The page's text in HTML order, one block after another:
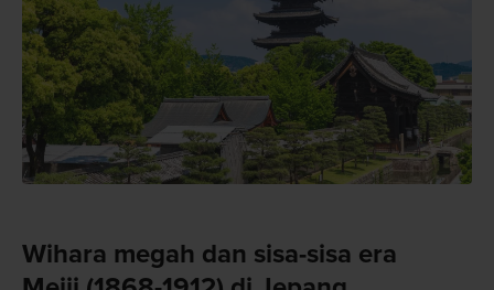
Wihara megah dan sisa-sisa era